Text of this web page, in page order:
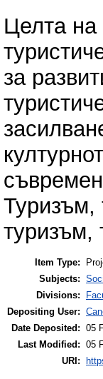
Целта на
за
Туризъм,
туризъм,
Item Type:
Subjects:
Divisions:
Depositing User:
Date Deposited: 05
Last Modified: 05
URI: